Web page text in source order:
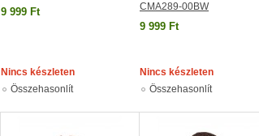
9 999 Ft
Nincs készleten
Összehasonlít
CMA289-00BW
9 999 Ft
Nincs készleten
Összehasonlít